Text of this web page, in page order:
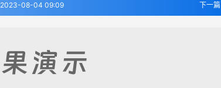
下一篇
2023-08-04 09:09